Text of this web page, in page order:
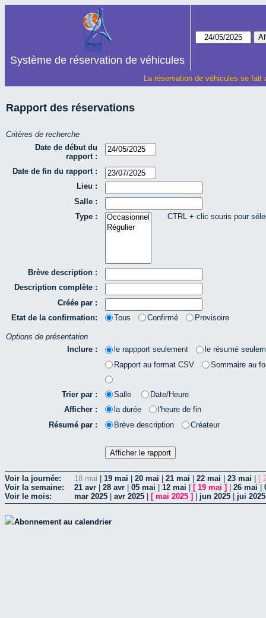
Système de réservation de véhicules
La réservation de véhicules se
Rapport des réservations
Critères de recherche
Date de début du
rapport :
Date de fin du rapport :
Lieu :
Salle :
Type :
CTRL + clic souris pour
Brève description :
Description complète :
Créée par :
Etat de la confirmation:
Tous Confirmé Provisoire
Options de présentation
Inclure :
le rappport seulement
le résumé
Rapport au format CSV
Sommaire au
Trier par : Salle
Date/Heure
Afficher :
la durée
l'heure de fin
Résumé par :
Brève description Créateur
Voir la journée: 18 mai 19 mai 20 mai 21 mai 22 mai 23 mai
[
Voir la semaine:
21 avr 28 avr 05 mai 12 mai [ 19 mai ] 26 mai
Voir le mois:
mar 2025 avr 2025 [ mai 2025 ] jun 2025 jui 2025
Abonnement au calendrier